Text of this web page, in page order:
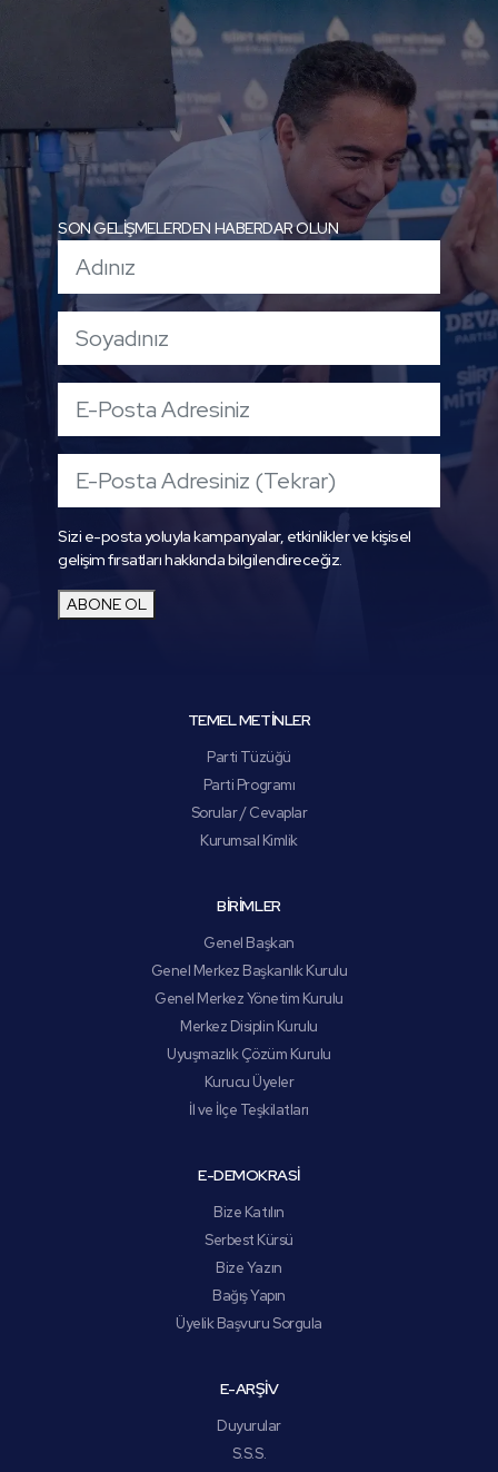
SON GELİŞMELERDEN HABERDAR OLUN
Sizi e-posta yoluyla kampanyalar, etkinlikler ve kişisel
gelişim fırsatları hakkında bilgilendireceğiz.
ABONE OL
TEMEL METİNLER
Parti Tüzüğü
Parti Programı
Sorular / Cevaplar
Kurumsal Kimlik
BİRİMLER
Genel Başkan
Genel Merkez Başkanlık Kurulu
Genel Merkez Yönetim Kurulu
Merkez Disiplin Kurulu
Uyuşmazlık Çözüm Kurulu
Kurucu Üyeler
İl ve İlçe Teşkilatları
E-DEMOKRASİ
Bize Katılın
Serbest Kürsü
Bize Yazın
Bağış Yapın
Üyelik Başvuru Sorgula
E-ARŞİV
Duyurular
S.S.S.